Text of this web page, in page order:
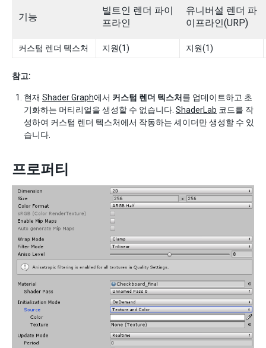
기능
빌트인 렌더 파이
프라인
유니버설 렌더 파
이프라인(URP)
커스텀 렌더 텍스처 지원(1) 지원(1)
참고:
현재 Shader Graph에서 커스텀 렌더 텍스처 를 업데이트하고 초
기화하는 머티리얼을 생성할 수 없습니다. ShaderLab 코드를 작
성하여 커스텀 렌더 텍스처에서 작동하는 셰이더만 생성할 수 있
습니다.
프로퍼티